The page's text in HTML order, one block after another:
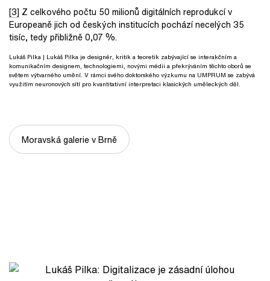
[3] Z celkového počtu 50 milionů digitálních reprodukcí v
Europeaně jich od českých institucích pochází necelých 35
tisíc, tedy přibližně 0,07 %.
Lukáš Pilka | Lukáš Pilka je designér, kritik a teoretik zabývající se interakčním a
komunikačním designem, technologiemi, novými médii a překrýváním těchto oborů se
světem výtvarného umění. V rámci svého doktorského výzkumu na UMPRUM se zabývá
využitím neuronových sítí pro kvantitativní interpretaci klasických uměleckých děl.
Moravská galerie v Brně